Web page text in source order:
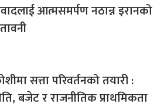
आत्मसमर्पण नठान्न इरानको
सत्ता परिवर्तनको तयारी :
बजेट र राजनीतिक प्राथमिकता